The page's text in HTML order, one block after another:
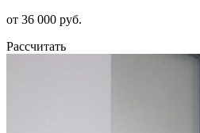
от 36 000 руб.
Рассчитать